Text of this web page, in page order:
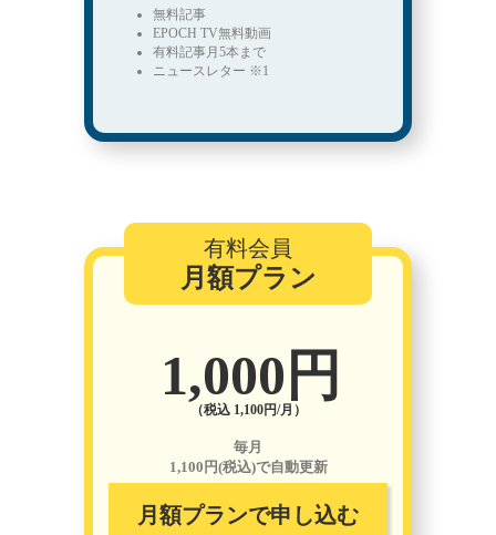
無料記事
EPOCH TV無料動画
有料記事月5本まで
ニュースレター ※1
有料会員
月額プラン
1,000円
（税込 1,100円/月）
毎月
1,100円(税込)で自動更新
月額プランで申し込む